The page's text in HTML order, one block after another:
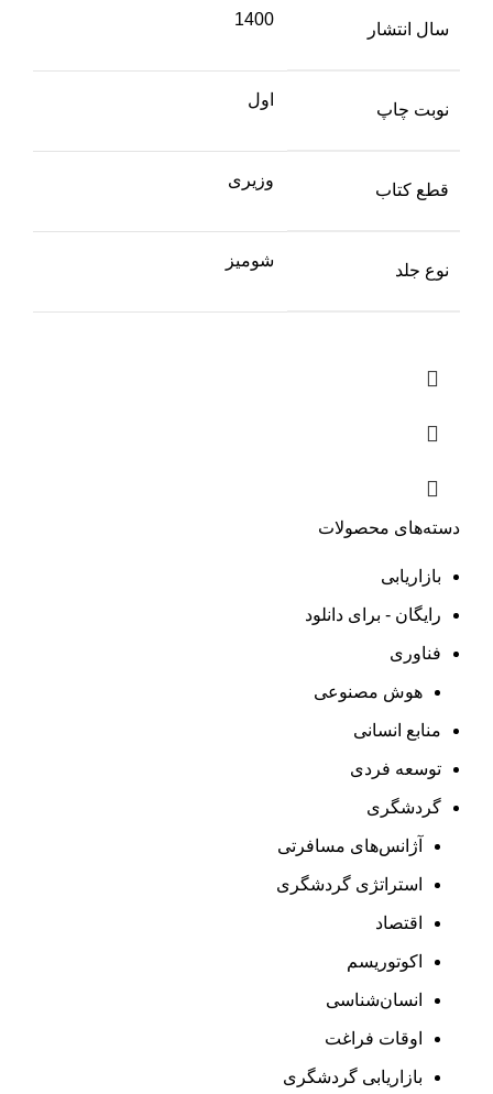
سال انتشار
1400
نوبت چاپ
اول
قطع کتاب
وزیری
نوع جلد
شومیز
دسته‌های محصولات
بازاریابی
رایگان - برای دانلود
فناوری
هوش مصنوعی
منابع انسانی
توسعه فردی
گردشگری
آژانس‌های مسافرتی
استراتژی گردشگری
اقتصاد
اکوتوریسم
انسان‌شناسی
اوقات فراغت
بازاریابی گردشگری